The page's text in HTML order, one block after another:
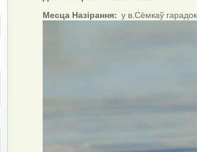
Месца Назірання
у в.Сёмкаў